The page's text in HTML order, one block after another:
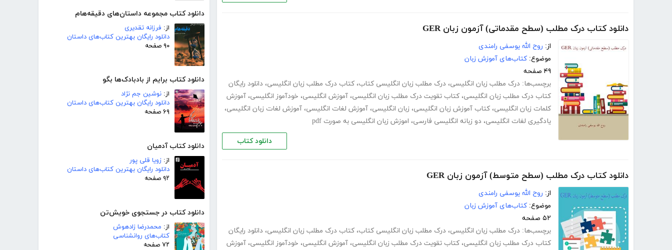
دانلود کتاب مجموعه داستان‌های دقیقه‌هام
از: فرزانه تقدیری
دانلود رایگان بهترین کتاب‌های داستان
۹۰ صفحه
دانلود کتاب برایم از بادبادک‌ها بگو
از: نوشین جم نژاد
دانلود رایگان بهترین کتاب‌های داستان
۶۹ صفحه
دانلود کتاب آدمیان
از: زویا قلی پور
دانلود رایگان بهترین کتاب‌های داستان
۹۲ صفحه
دانلود کتاب در جستجوی خویش‌تن
از: محمدرضا زادهوش
کتاب‌های روانشناسی
۷۲ صفحه
دانلود کتاب درک مطلب (سطح مقدماتی) آزمون زبان GER
از: روح الله یوسفی رامندی
موضوع: کتاب‌های آموزش زبان
۴۹ صفحه
برچسب‌ها: درک مطلب زبان انگلیسی، درک مطلب زبان انگلیسی کتاب، کتاب درک مطلب زبان انگلیسی، دانلود رایگان
کتاب درک مطلب زبان انگلیسی، کتاب تقویت درک مطلب زبان انگلیسی، آموزش انگلیسی، خودآموز انگلیسی، آموزش
کلمات زبان انگلیسی، کتاب آموزش زبان انگلیسی، زبان انگلیسی، آموزش لغات انگلیسی، آموزش لغات زبان انگلیسی،
یادگیری لغات انگلیسی، دو زبانه انگلیسی فارسی، اموزش زبان انگلیسی به صورت pdf
دانلود کتاب
دانلود کتاب درک مطلب (سطح متوسط) آزمون زبان GER
از: روح الله یوسفی رامندی
موضوع: کتاب‌های آموزش زبان
۵۲ صفحه
برچسب‌ها: درک مطلب زبان انگلیسی، درک مطلب زبان انگلیسی کتاب، کتاب درک مطلب زبان انگلیسی، دانلود رایگان
کتاب درک مطلب زبان انگلیسی، کتاب تقویت درک مطلب زبان انگلیسی، آموزش انگلیسی، خودآموز انگلیسی، آموزش